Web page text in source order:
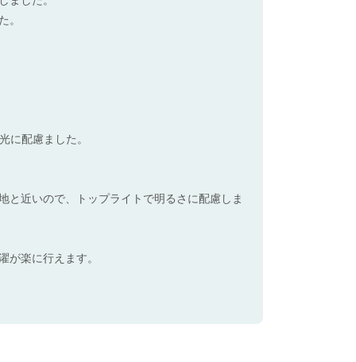
。
に配慮ました。
と近いので、トップライトで明るさに配慮しま
が楽に行えます。